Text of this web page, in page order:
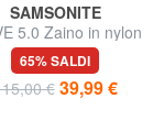
SAMSONITE
5.0 Zaino in nylon
porta pc 14"
65% SALDI
€ 39,99 €